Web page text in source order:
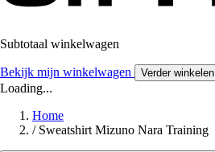
Subtotaal winkelwagen
Bekijk mijn winkelwagen Verder winkelen
Loading...
Home
/ Sweatshirt Mizuno Nara Training